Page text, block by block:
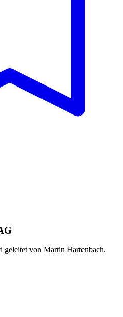
von Martin Hartenbach.